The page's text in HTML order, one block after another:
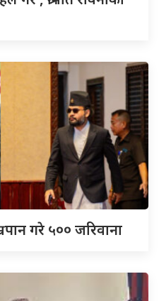
गरे ५०० जरिवाना